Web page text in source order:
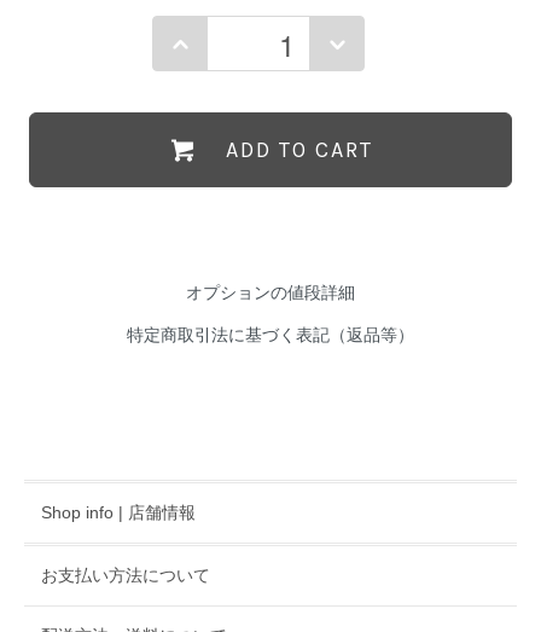
ADD TO CART
オプションの値段詳細
特定商取引法に基づく表記（返品等）
Shop info | 店舗情報
お支払い方法について